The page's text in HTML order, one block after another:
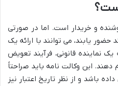
و خریدار است. اما در صورتی
حضور یابند، می توانند با ارائه یک
نماینده قانونی، فرآیند تعویض
دهند. این وکالت نامه باید صراحتاً
باشد و از نظر تاریخ اعتبار نیز